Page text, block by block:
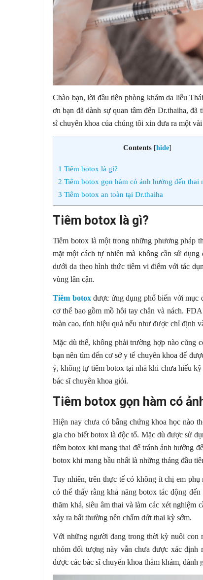
Chào bạn, lời đầu tiên phòng khám da liễu
ơn bạn đã dành sự quan tâm đến Dr.thaiha,
sĩ chuyên khoa của chúng tôi xin đưa ra một
Contents [hide]
1 Tiêm botox là gì?
2 Tiêm botox gọn hàm có ảnh hưởng đến thai
3 Tiêm botox an toàn tại Dr.thaiha
Tiêm botox là gì?
Tiêm botox là một trong những phương pháp
mặt một cách tự nhiên mà không cần sử
dưới da theo hình thức tiêm vi điểm với tác
vùng lân cận.
Tiêm botoxđược ứng dụng phổ biến với mục
cơ thể bao gồm mồ hôi tay chân và nách.
toàn cao, tính hiệu quả nếu như được chỉ định
Mặc dù thế, không phải trường hợp nào cũng
bạn nên tìm đến cơ sở y tế chuyên khoa để
ý, không tự tiêm botox tại nhà khi chưa hiểu
bác sĩ chuyên khoa giỏi.
Tiêm botox gọn hàm có
Hiện nay chưa có bằng chứng khoa học nào
gia cho biết botox là độc tố. Mặc dù được sử
tiêm botox khi mang thai để tránh ảnh hưởng
botox khi mang bầu nhất là những tháng đầu
Tuy nhiên, trên thực tế có không ít chị em
có thể thấy rằng khả năng botox tác động
thăm khá, siêu âm thai và làm các xét nghiệm
xảy ra bất thường nên chấm dứt thai kỳ sớm.
Với những người đang trong thời kỳ nuôi con
nhóm đối tượng này vẫn chưa được xác định
được các bác sĩ chuyên khoa thăm khám,